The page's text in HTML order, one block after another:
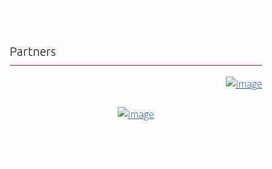
Partners